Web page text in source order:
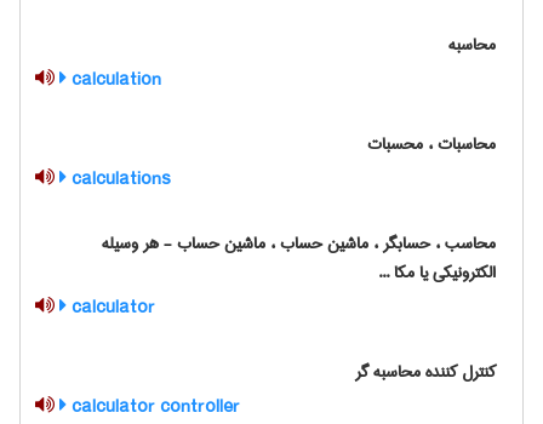
محاسبه
calculation
محاسبات ، محسبات
calculations
محاسب ، حسابگر ، ماشین حساب ، ماشین حساب - هر وسیله
الکترونیکی یا مکا ...
calculator
کنترل کننده محاسبه گر
calculator controller